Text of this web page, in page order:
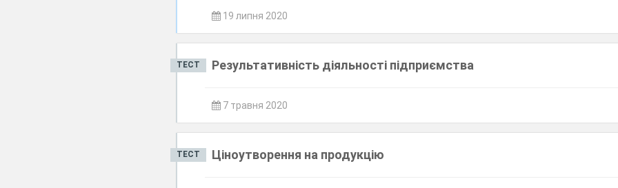
19 липня 2020
ТЕСТ Результативність діяльності підприємства
7 травня 2020
ТЕСТ Ціноутворення на продукцію